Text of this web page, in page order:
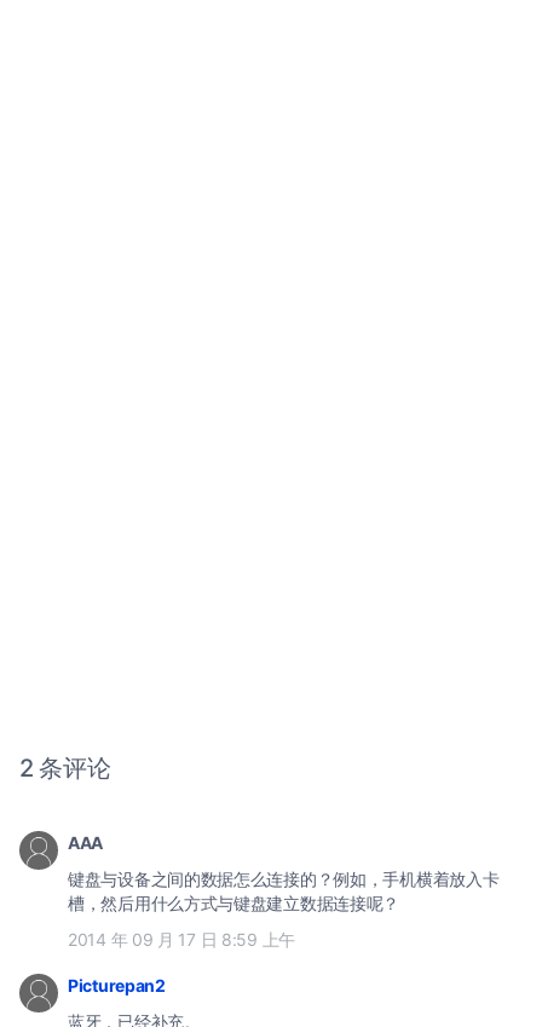
2 条评论
AAA
键盘与设备之间的数据怎么连接的？例如，手机横着放入卡
槽，然后用什么方式与键盘建立数据连接呢？
2014 年 09 月 17 日 8:59 上午
Picturepan2
蓝牙，已经补充。